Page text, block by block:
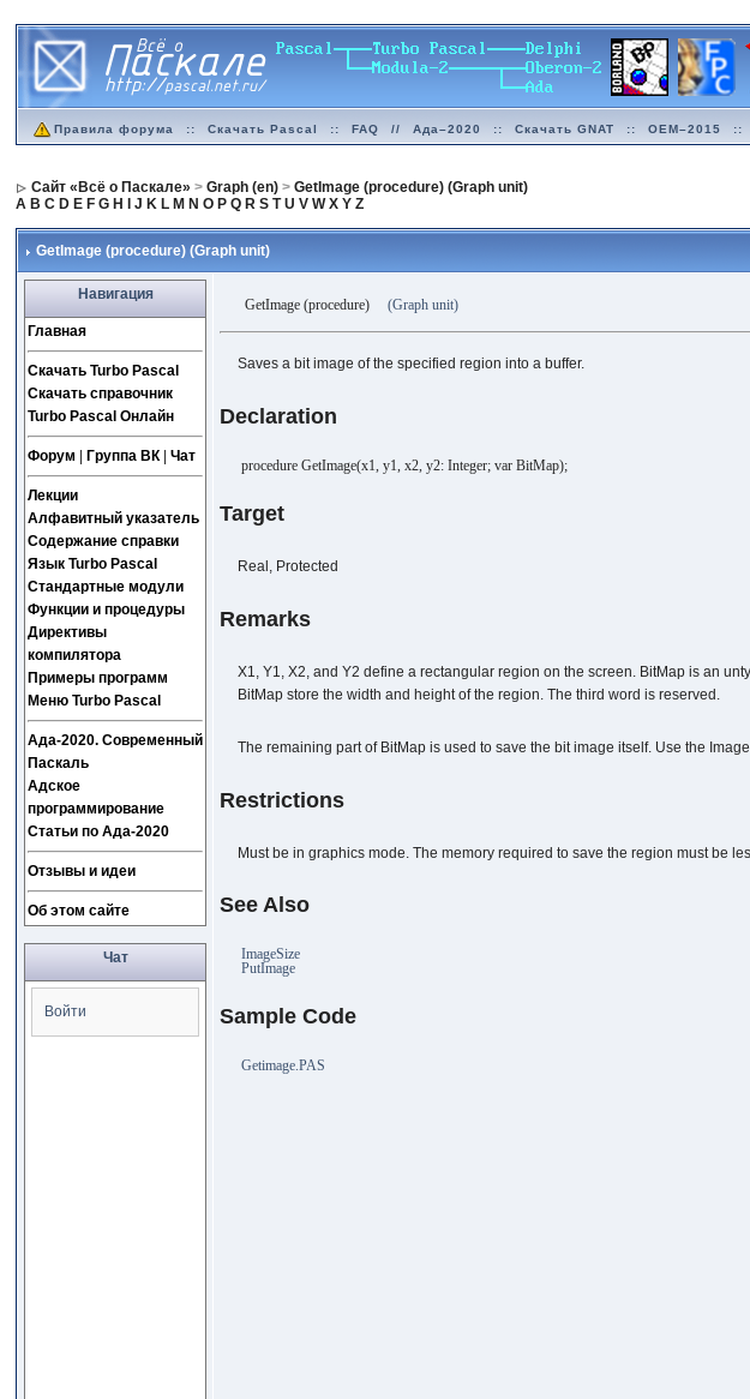
Правила форума :: Скачать Pascal :: FAQ // Ада–2020 :: Скачать GNAT :: OEM–2015 ::
Сайт «Всё о Паскале» >Graph (en) >GetImage (procedure) (Graph unit)
A B C D E F G H J K L M N O P Q R S T U V W X Y Z
GetImage (procedure) (Graph unit)
Навигация
Главная
Скачать Turbo Pascal
Скачать справочник
Turbo Pascal Онлайн
Форум Группа ВК|Чат
Лекции
Алфавитный указатель
Содержание справки
Язык Turbo Pascal
Стандартные модули
Функции и процедуры
Директивы
компилятора
Примеры программ
Меню Turbo Pascal
Ада-2020. Современный
Паскаль
Адское
программирование
Статьи по Ада-2020
Отзывы и идеи
Об этом сайте
Чат
Войти
GetImage (procedure)(Graph unit)
Saves a bit image of the specified region into a buffer.
Declaration
procedure GetImage(x1, y1, x2, y2: Integer; var BitMap);
Target
Real, Protected
Remarks
X1, Y1, X2, and Y2 define a rectangular region on the screen. BitMap is an
BitMap store the width and height of the region. The third word is reserved.
The remaining part of BitMap is used to save the bit image itself. Use the
Restrictions
Must be in graphics mode. The memory required to save the region must be
See Also
ImageSize
PutImage
Sample Code
Getimage.PAS